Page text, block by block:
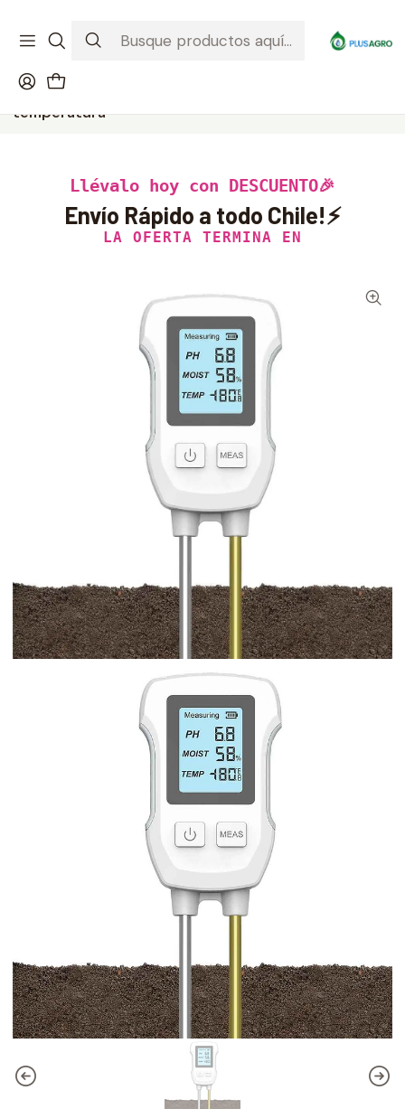
Ver condiciones de la promoción
temperatura
Llévalo hoy con DESCUENTO🎉
Envío Rápido a todo Chile!⚡
LA OFERTA TERMINA EN